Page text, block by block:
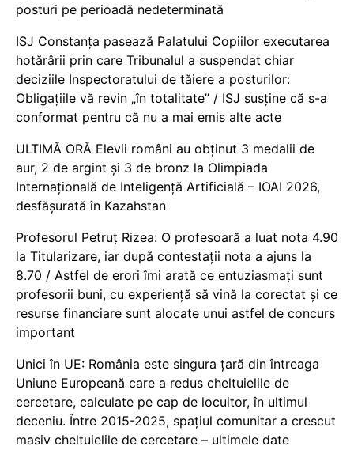
posturi pe perioadă nedeterminată
ISJ Constanța pasează Palatului Copiilor executarea
hotărârii prin care Tribunalul a suspendat chiar
deciziile Inspectoratului de tăiere a posturilor:
Obligațiile vă revin „în totalitate” / ISJ susține că s-a
conformat pentru că nu a mai emis alte acte
ULTIMĂ ORĂ Elevii români au obținut 3 medalii de
aur, 2 de argint și 3 de bronz la Olimpiada
Internațională de Inteligență Artificială – IOAI 2026,
desfășurată în Kazahstan
Profesorul Petruț Rizea: O profesoară a luat nota 4.90
la Titularizare, iar după contestații nota a ajuns la
8.70 / Astfel de erori îmi arată ce entuziasmați sunt
profesorii buni, cu experiență să vină la corectat și ce
resurse financiare sunt alocate unui astfel de concurs
important
Unici în UE: România este singura țară din întreaga
Uniune Europeană care a redus cheltuielile de
cercetare, calculate pe cap de locuitor, în ultimul
deceniu. Între 2015-2025, spațiul comunitar a crescut
masiv cheltuielile de cercetare – ultimele date